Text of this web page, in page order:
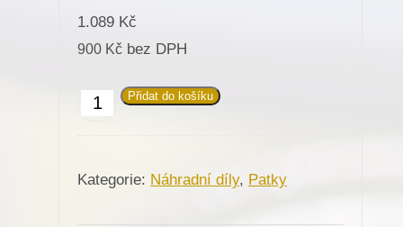
1.089 Kč
900 Kč bez DPH
Patka
Minerva
Přidat do košíku
Kategorie: Náhradní díly, Patky